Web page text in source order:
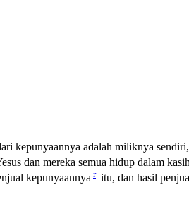
kepunyaannya adalah miliknya sendiri,
dan mereka semua hidup dalam
kepunyaannya r itu, dan hasil